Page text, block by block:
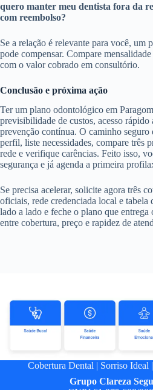
quero manter meu dentista fora da
com reembolso?
Se a relação é relevante para você, um
pode compensar. Compare
com o valor cobrado em consultório.
Conclusão e próxima ação
Ter um plano odontológico em
previsibilidade de custos, acesso rápido
prevenção contínua. O caminho seguro
perfil, liste necessidades, compare três
rede e verifique carências. Feito isso,
segurança e já agenda a primeira
Se precisa acelerar, solicite agora três
oficiais, rede credenciada local e tabela
lado a lado e feche o plano que
entre cobertura, preço e rapidez de
Cobertura Dental | Sorriso Ideal
GrupoClareza